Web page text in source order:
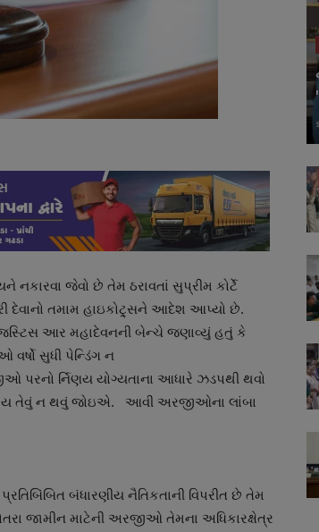
જેવો છે તેમ ઠરાવતાં સુપ્રીમ કોર્ટે
દેવાનો તમામ હાઇકોટ્ર્સને આદેશ આપ્યો છે.
જસ્ટિસ આર મહાદેવનની બેન્ચે જણાવ્યું હતું કે
સુધી પેન્ડિંગ ન
પરનો ર્નિણય યોગ્યતાના આધારે ઝડપથી થવો
તેવું ન થવું જોઇએ. આવી અરજીઓના લાંબા
બંધારણીય નૈતિકતાની વિપરીત છે તેમ
જામીન માટેની અરજીઓ તેમના અધિકારક્ષેત્ર